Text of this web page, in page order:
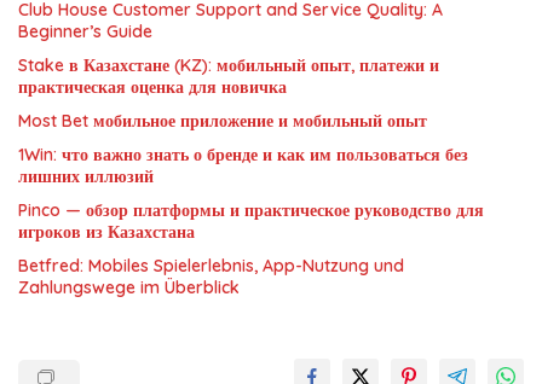
Club House Customer Support and Service Quality: A
Beginner’s Guide
Stake в Казахстане (KZ): мобильный опыт, платежи и
практическая оценка для новичка
Most Bet мобильное приложение и мобильный опыт
1Win: что важно знать о бренде и как им пользоваться без
лишних иллюзий
Pinco — обзор платформы и практическое руководство для
игроков из Казахстана
Betfred: Mobiles Spielerlebnis, App-Nutzung und
Zahlungswege im Überblick